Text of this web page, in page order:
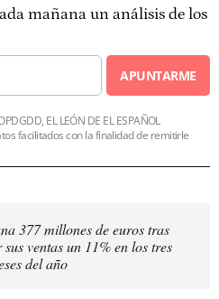
mañana un análisis de los
APUNTARME
EL LEÓN DE EL ESPAÑOL
facilitados con la finalidad de remitirle
377 millones de euros tras
ventas un 11% en los tres
del año